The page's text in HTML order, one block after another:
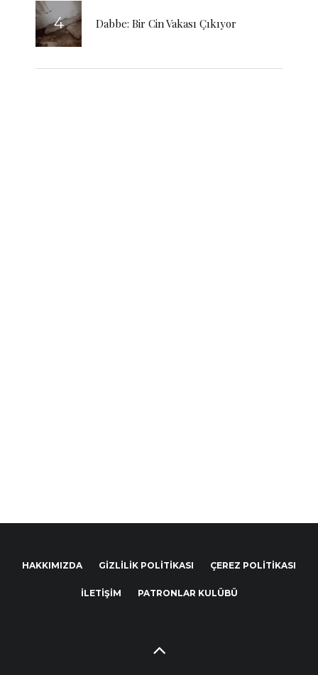
Dabbe: Bir Cin Vakası Çıkıyor
HAKKIMIZDA GIZLILIK POLITIKASI ÇEREZ POLITIKASI
İLETIŞIM PATRONLAR KULÜBÜ